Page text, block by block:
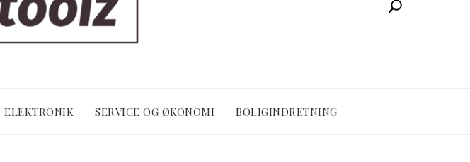
ELEKTRONIK SERVICE OG ØKONOMI BOLIGINDRETNING